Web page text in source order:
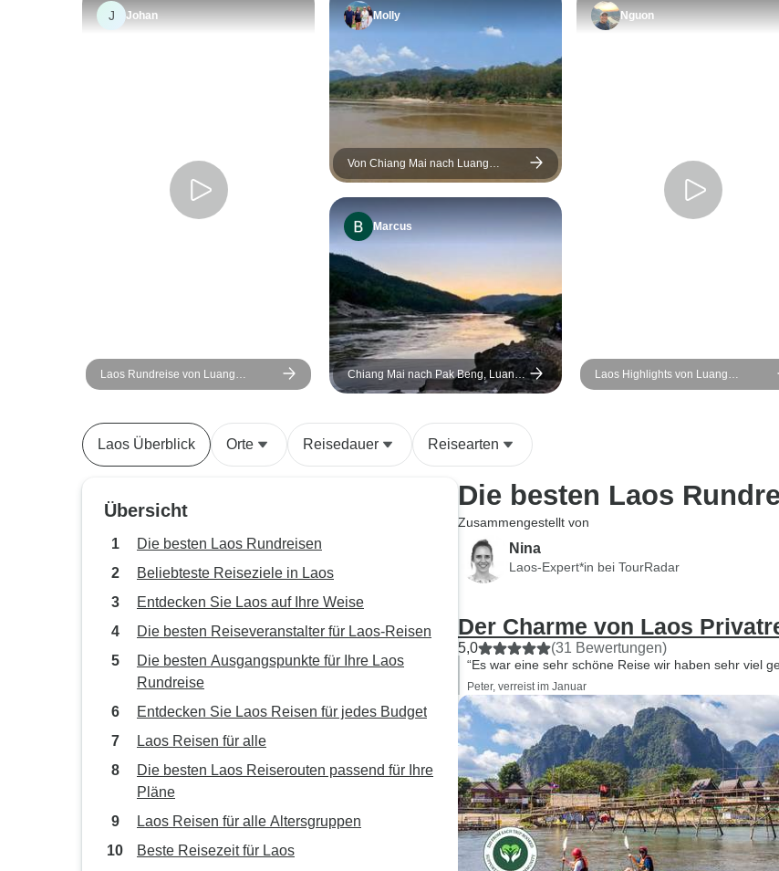
mich
unser
vor
der
Folge,
alles
Laos
die
J Johan
Laos Rundreise von Luang
Prabang nach Pakse über
Molly
Von Chiang Mai nach Luang
Prabang über Huay Xai & Pakbeng
Mekong Flusskreuzfahrt
Marcus
Chiang Mai nach Pak Beng, Luang
Prabang & Vientiane Kreuzfahrt - 8
Nguon
Laos Highlights von Luang
Prabang nach Vang Vieng &
Laos Überblick Orte Reisedauer Reisearten
Übersicht
Die besten Laos Rundreisen
Beliebteste Reiseziele in Laos
Entdecken Sie Laos auf Ihre Weise
Die besten Reiseveranstalter für Laos-Reisen
Die besten Ausgangspunkte für Ihre Laos
Rundreise
Entdecken Sie Laos Reisen für jedes Budget
Laos Reisen für alle
Die besten Laos Reiserouten passend für Ihre
Pläne
Laos Reisen für alle Altersgruppen
Beste Reisezeit für Laos
Die besten Laos
Zusammengestellt von
Nina
Laos-Expert*in bei TourRadar
Der Charme von Laos
5,0 (31 Bewertungen)
“Es war eine sehr schöne Reise wir haben sehr viel
Peter, verreist im Januar